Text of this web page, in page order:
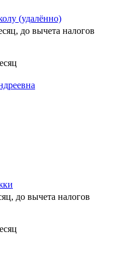
(удалённо)
до вычета налогов
до вычета налогов